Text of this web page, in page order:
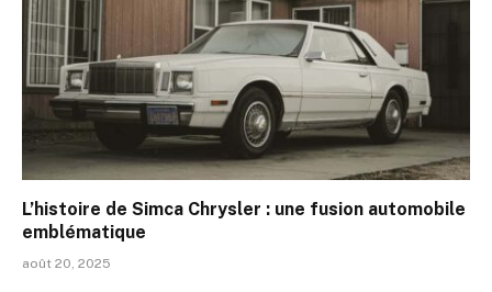
L’histoire de Simca Chrysler : une fusion automobile
emblématique
août 20, 2025